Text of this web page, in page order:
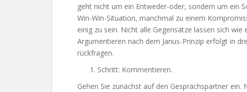
geht nicht um ein Entweder-oder, sondern um ein
Win-Win-Situation, manchmal zu einem
einig zu sein. Nicht alle Gegensätze lassen sich
Argumentieren nach dem Janus-Prinzip erfolgt in
rückfragen.
Schritt: Kommentieren.
Gehen Sie zunächst auf den Gesprächspartner ein.